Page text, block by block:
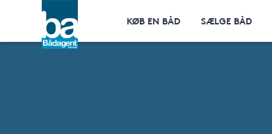
KØB EN BÅD SÆLGE BÅD